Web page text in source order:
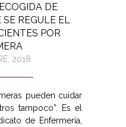
DE
REGULE EL
POR
2018
pueden cuidar
tampoco”. Es el
de Enfermería,